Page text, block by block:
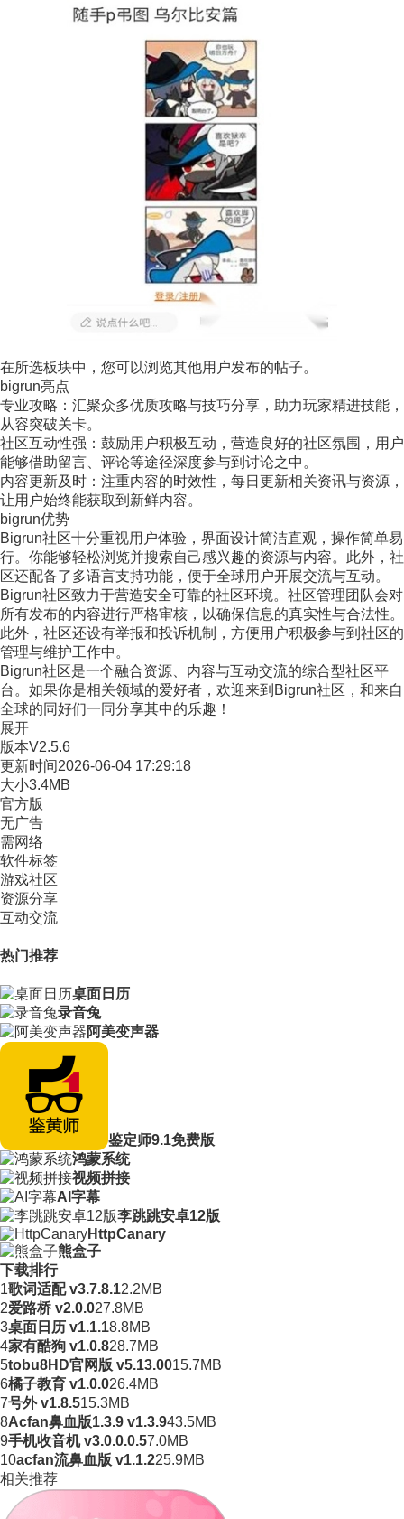
在所选板块中，您可以浏览其他用户发布的帖子。
bigrun亮点
专业攻略：汇聚众多优质攻略与技巧分享，助力玩家精进技能，
从容突破关卡。
社区互动性强：鼓励用户积极互动，营造良好的社区氛围，用户
能够借助留言、评论等途径深度参与到讨论之中。
内容更新及时：注重内容的时效性，每日更新相关资讯与资源，
让用户始终能获取到新鲜内容。
bigrun优势
Bigrun社区十分重视用户体验，界面设计简洁直观，操作简单易
行。你能够轻松浏览并搜索自己感兴趣的资源与内容。此外，社
区还配备了多语言支持功能，便于全球用户开展交流与互动。
Bigrun社区致力于营造安全可靠的社区环境。社区管理团队会对
所有发布的内容进行严格审核，以确保信息的真实性与合法性。
此外，社区还设有举报和投诉机制，方便用户积极参与到社区的
管理与维护工作中。
Bigrun社区是一个融合资源、内容与互动交流的综合型社区平
台。如果你是相关领域的爱好者，欢迎来到Bigrun社区，和来自
全球的同好们一同分享其中的乐趣！
展开
版本V2.5.6
更新时间2026-06-04 17:29:18
大小3.4MB
官方版
无广告
需网络
软件标签
游戏社区
资源分享
互动交流
热门推荐
桌面日历
录音兔
阿美变声器
鉴定师9.1免费版
鸿蒙系统
视频拼接
AI字幕
李跳跳安卓12版
HttpCanary
熊盒子
下载排行
1歌词适配 v3.7.8.12.2MB
2爱路桥 v2.0.027.8MB
3桌面日历 v1.1.18.8MB
4家有酷狗 v1.0.828.7MB
5tobu8HD官网版 v5.13.0015.7MB
6橘子教育 v1.0.026.4MB
7号外 v1.8.515.3MB
8Acfan鼻血版1.3.9 v1.3.943.5MB
9手机收音机 v3.0.0.0.57.0MB
10acfan流鼻血版 v1.1.225.9MB
相关推荐